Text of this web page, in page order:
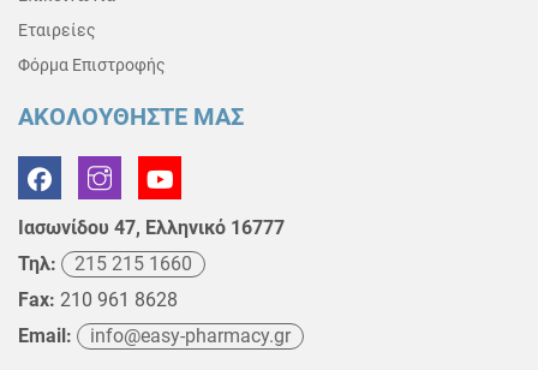
Εταιρείες
Φόρμα Επιστροφής
ΑΚΟΛΟΥΘΗΣΤΕ ΜΑΣ
Ιασωνίδου 47, Ελληνικό 16777
Τηλ:
215 215 1660
Fax: 210 961 8628
Email:
info@easy-pharmacy.gr